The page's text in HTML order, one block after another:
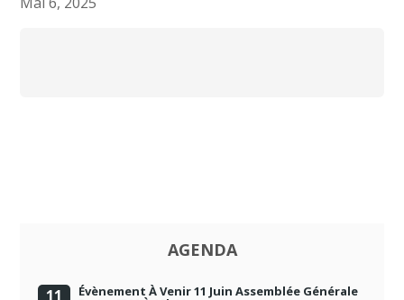
AGENDA
11 Évènement À Venir 11 Juin Assemblée Générale